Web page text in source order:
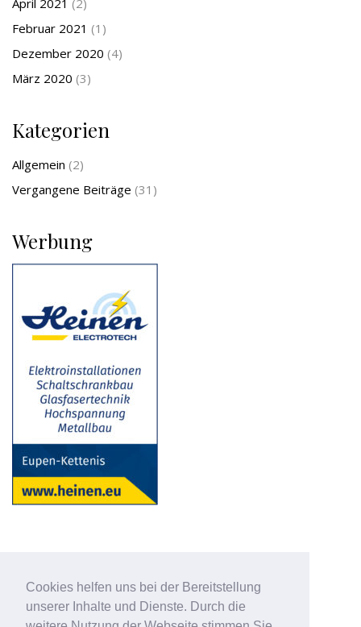
Cookies helfen uns bei der Bereitstellung
unserer Inhalte und Dienste. Durch die
Februar 2021 (1)
Dezember 2020 (4)
März 2020 (3)
Kategorien
Allgemein (2)
Vergangene Beiträge (31)
Werbung